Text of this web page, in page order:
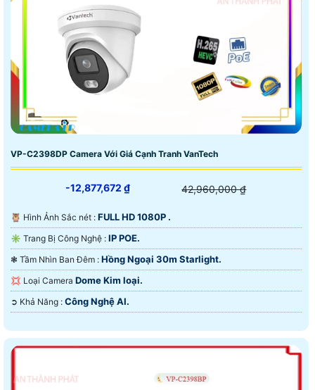
VP-C2398DP Camera Với Giá Cạnh Tranh VanTech
-12,877,672 ₫ 42,960,000 ₫
🦉 Hình Ảnh Sắc nét : FULL HD 1080P .
✳️ Trang Bị Công Nghệ : IP POE.
❃ Tầm Nhìn Ban Đêm : Hồng Ngoại 30m Starlight.
💢 Loại Camera Dome Kim loại.
️➲ Khả Năng : Công Nghệ AI.